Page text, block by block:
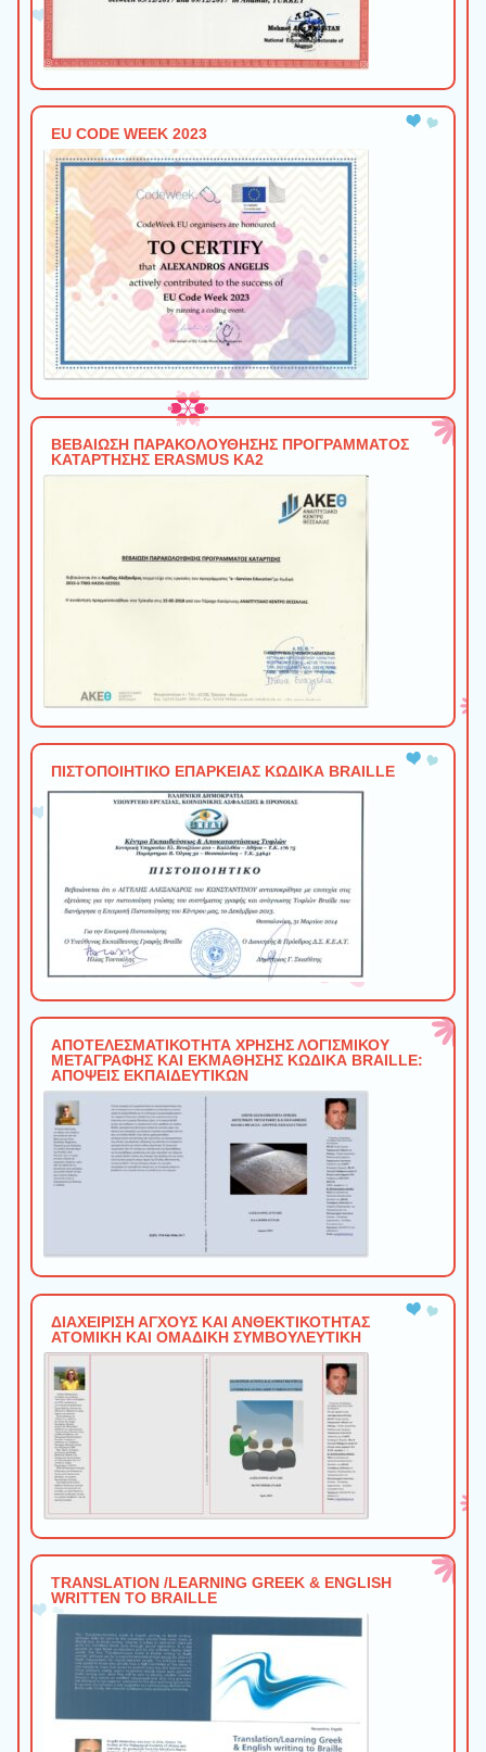
EU CODE WEEK 2023
ΒΕΒΑΙΩΣΗ ΠΑΡΑΚΟΛΟΥΘΗΣΗΣ ΠΡΟΓΡΑΜΜΑΤΟΣ
ΚΑΤΑΡΤΗΣΗΣ ERASMUS ΚΑ2
ΠΙΣΤΟΠΟΙΗΤΙΚΟ ΕΠΑΡΚΕΙΑΣ ΚΩΔΙΚΑ BRAILLE
ΑΠΟΤΕΛΕΣΜΑΤΙΚΟΤΗΤΑ ΧΡΗΣΗΣ ΛΟΓΙΣΜΙΚΟΥ
ΜΕΤΑΓΡΑΦΗΣ ΚΑΙ ΕΚΜΑΘΗΣΗΣ ΚΩΔΙΚΑ BRAILLE:
ΑΠΟΨΕΙΣ ΕΚΠΑΙΔΕΥΤΙΚΩΝ
ΔΙΑΧΕΙΡΙΣΗ ΑΓΧΟΥΣ ΚΑΙ ΑΝΘΕΚΤΙΚΟΤΗΤΑΣ
ΑΤΟΜΙΚΗ ΚΑΙ ΟΜΑΔΙΚΗ ΣΥΜΒΟΥΛΕΥΤΙΚΗ
TRANSLATION /LEARNING GREEK & ENGLISH
WRITTEN TO BRAILLE